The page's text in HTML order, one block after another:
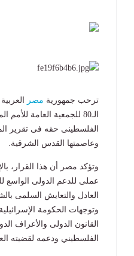
ترحب جمهورية مصر
الـ80 للجمعية العامة
وعاصمتها القدس الشرقية.
وتؤكد مصر أن هذا القرار،
عملى للدعم الدولى الواسع
العادل والتعايش السلمى
وتوجهات الحكومة
القانون الدولى والأعراف
الفلسطيني ودعمه لقضيته